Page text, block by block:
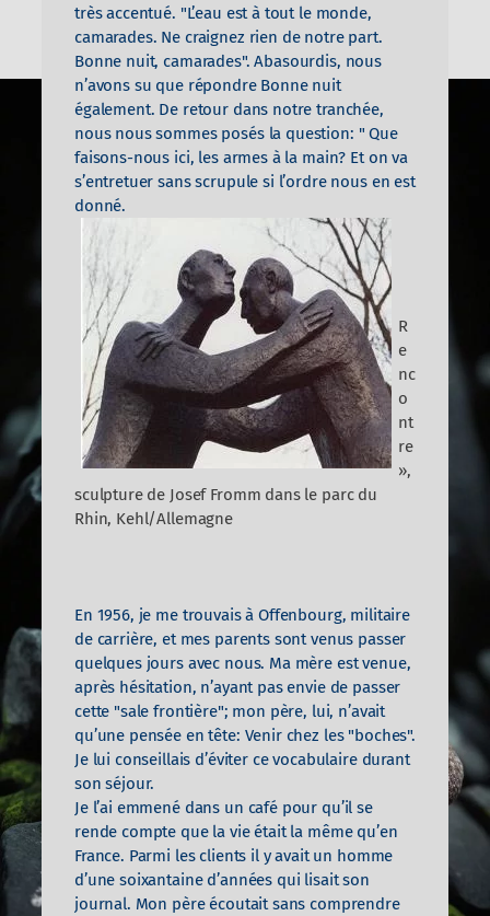
très accentué. "L’eau est à tout le monde,
camarades. Ne craignez rien de notre part.
Bonne nuit, camarades". Abasourdis, nous
n’avons su que répondre Bonne nuit
également. De retour dans notre tranchée,
nous nous sommes posés la question: " Que
faisons-nous ici, les armes à la main? Et on va
s’entretuer sans scrupule si l’ordre nous en est
donné.
R
e
nc
o
nt
re
»,
sculpture de Josef Fromm dans le parc du
Rhin, Kehl/Allemagne
En 1956, je me trouvais à Offenbourg, militaire
de carrière, et mes parents sont venus passer
quelques jours avec nous. Ma mère est venue,
après hésitation, n’ayant pas envie de passer
cette "sale frontière"; mon père, lui, n’avait
qu’une pensée en tête: Venir chez les "boches".
Je lui conseillais d’éviter ce vocabulaire durant
son séjour.
Je l’ai emmené dans un café pour qu’il se
rende compte que la vie était la même qu’en
France. Parmi les clients il y avait un homme
d’une soixantaine d’années qui lisait son
journal. Mon père écoutait sans comprendre